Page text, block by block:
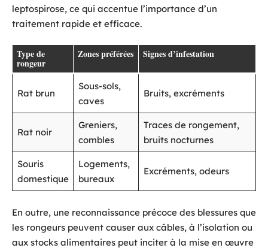
leptospirose, ce qui accentue l’importance d’un
traitement rapide et efficace.
Type de
rongeur
Zones préférées Signes d’infestation
Rat brun
Sous-sols,
caves
Bruits, excréments
Rat noir
Greniers,
combles
Traces de rongement,
bruits nocturnes
Souris
domestique
Logements,
bureaux
Excréments, odeurs
En outre, une reconnaissance précoce des blessures que
les rongeurs peuvent causer aux câbles, à l’isolation ou
aux stocks alimentaires peut inciter à la mise en œuvre